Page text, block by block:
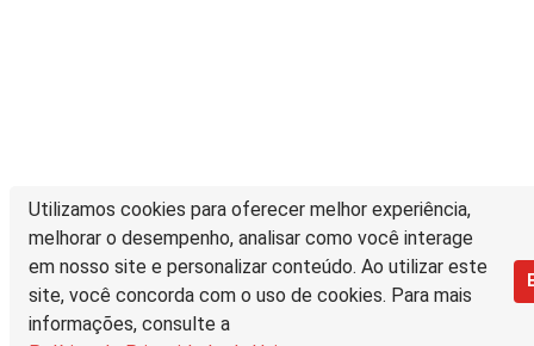
Utilizamos cookies para oferecer melhor experiência,
melhorar o desempenho, analisar como você interage
em nosso site e personalizar conteúdo. Ao utilizar este
site, você concorda com o uso de cookies. Para mais
informações, consulte a